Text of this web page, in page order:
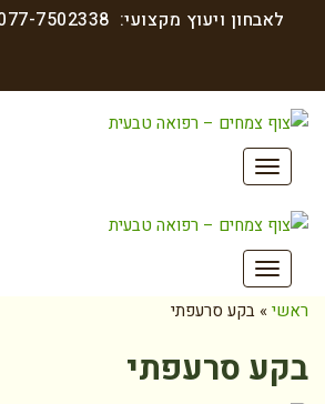
לאבחון ויעוץ מקצועי: 7502338
תפריט
תפריט
ראשי» בקע סרעפתי
בקע סרעפתי